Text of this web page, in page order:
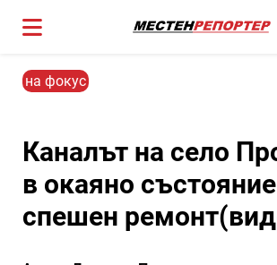
на фокус
Каналът на село
в окаяно
спешен